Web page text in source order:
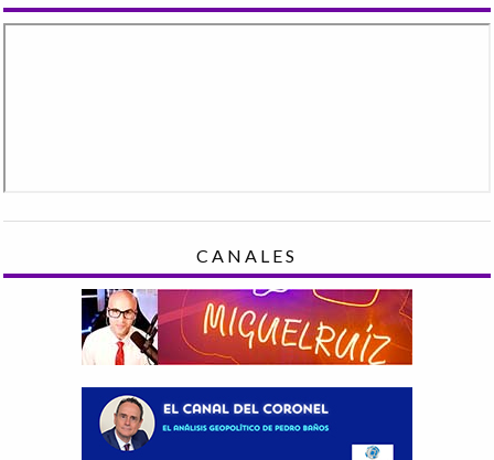
CANALES